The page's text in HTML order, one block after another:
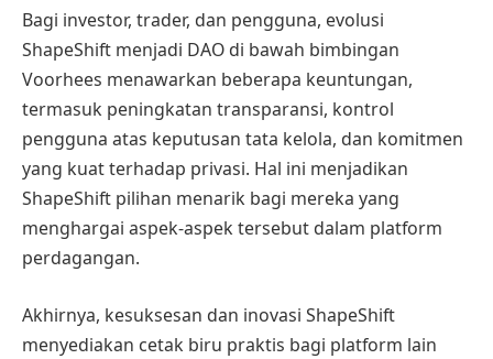
Bagi investor, trader, dan pengguna, evolusi
ShapeShift menjadi DAO di bawah bimbingan
Voorhees menawarkan beberapa keuntungan,
termasuk peningkatan transparansi, kontrol
pengguna atas keputusan tata kelola, dan komitmen
yang kuat terhadap privasi. Hal ini menjadikan
ShapeShift pilihan menarik bagi mereka yang
menghargai aspek-aspek tersebut dalam platform
perdagangan.
Akhirnya, kesuksesan dan inovasi ShapeShift
menyediakan cetak biru praktis bagi platform lain